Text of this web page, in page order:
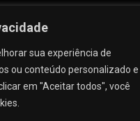
sua experiência de
ou conteúdo personalizado e
em "Aceitar todos", você
Passos, nº 25 - Centro -